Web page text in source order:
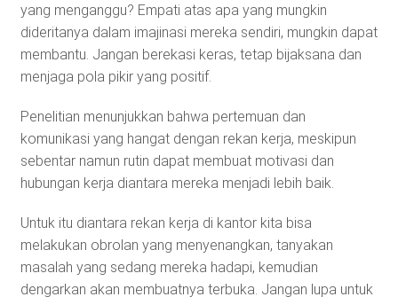
yang menganggu? Empati atas apa yang mungkin
dideritanya dalam imajinasi mereka sendiri, mungkin dapat
membantu. Jangan berekasi keras, tetap bijaksana dan
menjaga pola pikir yang positif.
Penelitian menunjukkan bahwa pertemuan dan
komunikasi yang hangat dengan rekan kerja, meskipun
sebentar namun rutin dapat membuat motivasi dan
hubungan kerja diantara mereka menjadi lebih baik.
Untuk itu diantara rekan kerja di kantor kita bisa
melakukan obrolan yang menyenangkan, tanyakan
masalah yang sedang mereka hadapi, kemudian
dengarkan akan membuatnya terbuka. Jangan lupa untuk